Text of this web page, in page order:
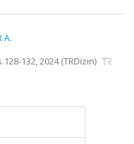
A.
132, 2024 (TRDizin)